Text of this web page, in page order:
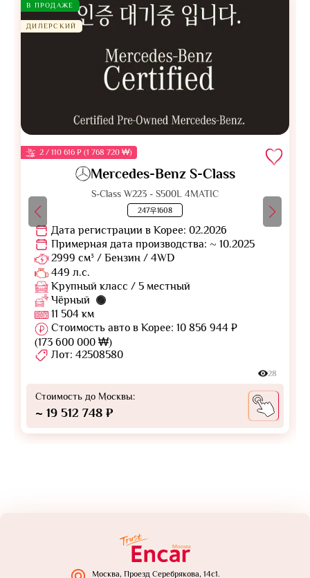
В ПРОДАЖЕ
ДИЛЕРСКИЙ
2 / 110 616 ₽ (1 768 720 ₩)
Mercedes-Benz S-Class
S-Class W223 - S500L 4MATIC
247우1608
Дата регистрации в Корее: 02.2026
Примерная дата производства: ~ 10.2025
2999 см³ / Бензин / 4WD
449 л.с.
Крупный класс / 5 местный
Чёрный
11 504 км
Стоимость авто в Корее: 10 856 944 ₽
(173 600 000 ₩)
Лот: 42508580
28
Стоимость до Москвы:
~ 19 512 748 ₽
Москва, Проезд Серебрякова, 14с1.